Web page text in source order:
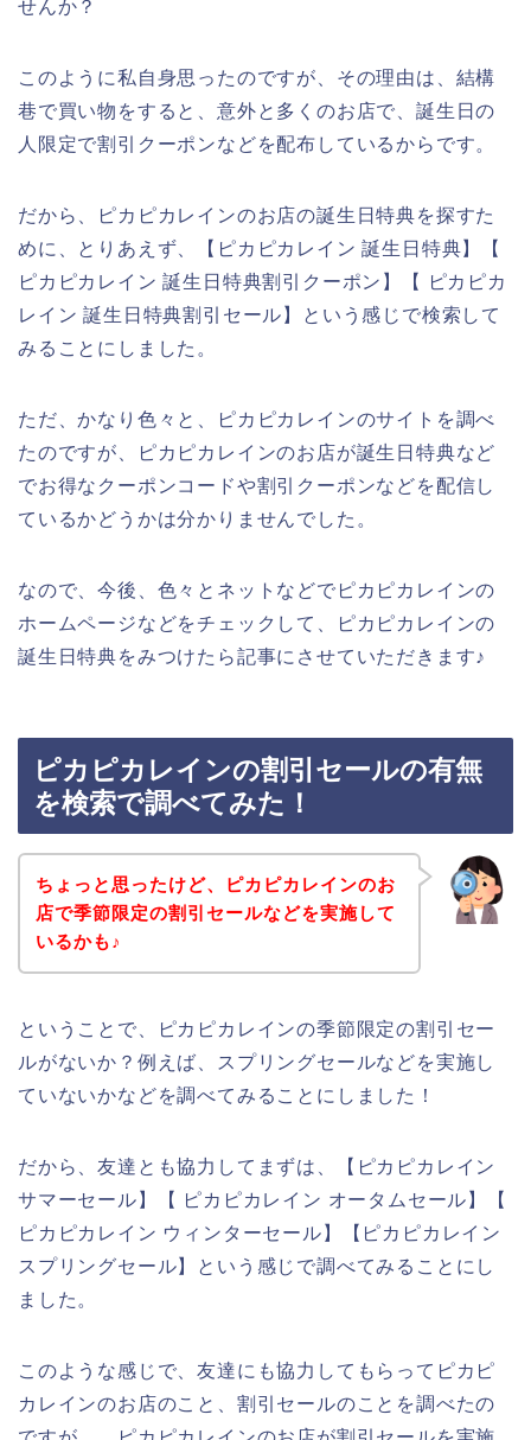
せんか？
このように私自身思ったのですが、その理由は、結構
巷で買い物をすると、意外と多くのお店で、誕生日の
人限定で割引クーポンなどを配布しているからです。
だから、ピカピカレインのお店の誕生日特典を探すた
めに、とりあえず、【ピカピカレイン 誕生日特典】【
ピカピカレイン 誕生日特典割引クーポン】【 ピカピカ
レイン 誕生日特典割引セール】という感じで検索して
みることにしました。
ただ、かなり色々と、ピカピカレインのサイトを調べ
たのですが、ピカピカレインのお店が誕生日特典など
でお得なクーポンコードや割引クーポンなどを配信し
ているかどうかは分かりませんでした。
なので、今後、色々とネットなどでピカピカレインの
ホームページなどをチェックして、ピカピカレインの
誕生日特典をみつけたら記事にさせていただきます♪
ピカピカレインの割引セールの有無
を検索で調べてみた！
ちょっと思ったけど、ピカピカレインのお
店で季節限定の割引セールなどを実施して
いるかも♪
ということで、ピカピカレインの季節限定の割引セー
ルがないか？例えば、スプリングセールなどを実施し
ていないかなどを調べてみることにしました！
だから、友達とも協力してまずは、【ピカピカレイン
サマーセール】【 ピカピカレイン オータムセール】【
ピカピカレイン ウィンターセール】【ピカピカレイン
スプリングセール】という感じで調べてみることにし
ました。
このような感じで、友達にも協力してもらってピカピ
カレインのお店のこと、割引セールのことを調べたの